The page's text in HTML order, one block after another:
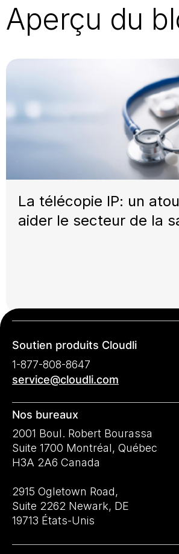
Aperçu du
La télécopie IP: un
aider le secteur de la
Soutien produits Cloudli
1-877-808-8647
service@cloudli.com
Nos bureaux
2001 Boul. Robert Bourassa
Suite 1700 Montréal, Québec
H3A 2A6 Canada
2915 Ogletown Road,
Suite 2262 Newark, DE
19713 États-Unis